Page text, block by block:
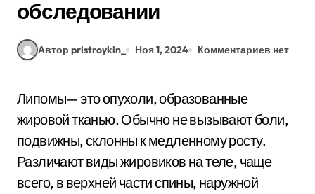
обследовании
Автор pristroykin_ Ноя 1, 2024 Комментариев нет
Липомы— это опухоли, образованные
жировой тканью. Обычно не вызывают боли,
подвижны, склонны к медленному росту.
Различают виды жировиков на теле, чаще
всего, в верхней части спины, наружной